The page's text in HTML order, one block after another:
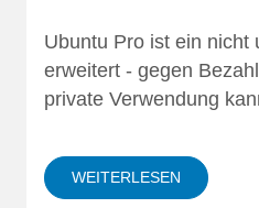
Ubuntu Pro ist ein nicht
erweitert - gegen
private Verwendung
WEITERLESEN